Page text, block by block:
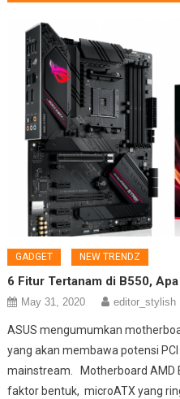
GADGET NEW TRENDZ
6 Fitur Tertanam di B550,
May 31, 2020 editor_stylish
ASUS mengumumkan
yang akan membawa potensi
mainstream. Motherboard AMD
faktor bentuk, microATX yang